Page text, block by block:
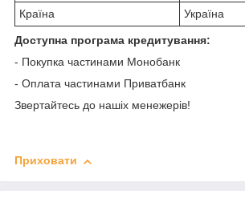
Країна
Україна
Доступна програма кредитування:
- Покупка частинами Монобанк
- Оплата частинами Приватбанк
Звертайтесь до нашіх менежерів!
Приховати